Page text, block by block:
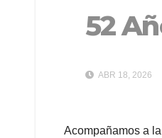
52
ABR 18, 2026
​Acompañamos a